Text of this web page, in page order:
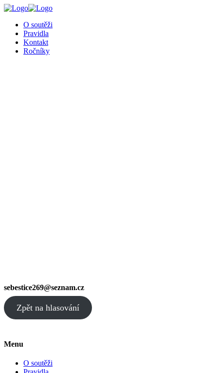
O soutěži
Pravidla
Kontakt
Ročníky
sebestice269@seznam.cz
Zpět na hlasování
Menu
O soutěži